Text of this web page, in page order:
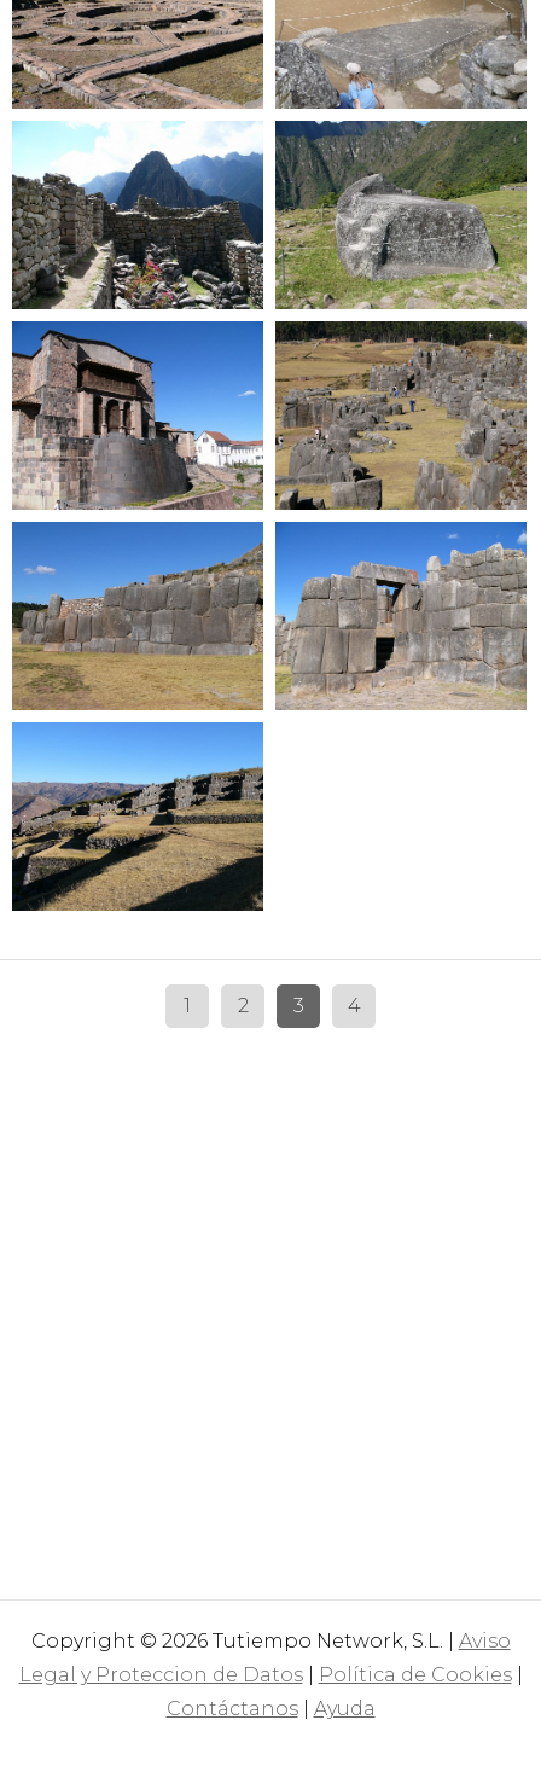
1 2 3 4
Copyright © 2026 Tutiempo Network, S.L. | Aviso
Legal y Proteccion de Datos| Política de Cookies|
Contáctanos| Ayuda